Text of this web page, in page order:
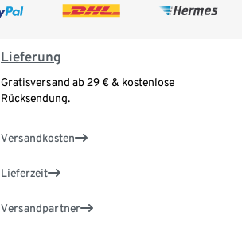
Lieferung
Gratisversand ab 29 € & kostenlose
Rücksendung.
Versandkosten
Lieferzeit
Versandpartner